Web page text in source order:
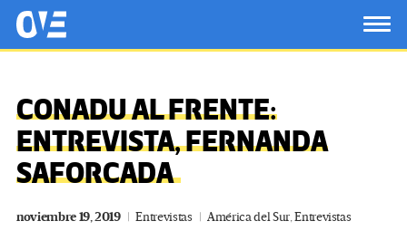
Saltar al contenido principal
OtrasVocesenEducacion.org
CONADU AL FRENTE:
ENTREVISTA, FERNANDA
SAFORCADA
noviembre 19, 2019 Entrevistas América del Sur,Entrevistas